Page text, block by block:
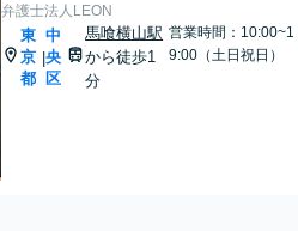
弁護士法人LEON
東
京
都
|
中
央
区
馬喰横山駅
から徒歩1
分
営業時間：10:00~1
9:00（土日祝日）